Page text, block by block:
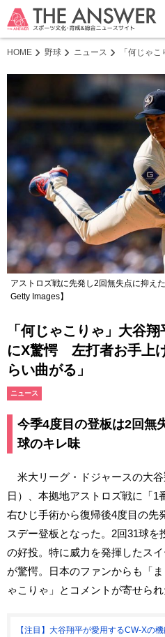
HOME 野球 ニュース 「何じゃ
アストロズ戦に先発し2回無失点に抑え
Getty Images】
「何じゃこりゃ」大谷
にX驚愕 左打者お手上
らい曲がる」
ニュース
今季4度目の登板は2回無
球のキレ味
米大リーグ・ドジャースの大
日）、本拠地アストロズ戦に「1
右ひじ手術から復帰後4度目の先
スデー登板となった。2回31球を
の好投。特に威力を発揮したス
が驚愕。日本のファンからも「
ゃこりゃ」とコメントが寄せられ
【注目】大谷翔平が愛用するCW-X